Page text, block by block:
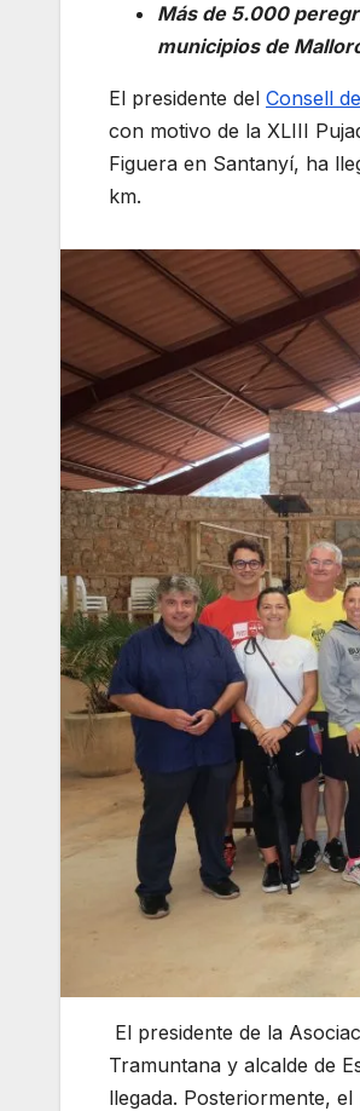
Más de 5.000
municipios de
El presidente del Consell
con motivo de la XLIII
Figuera en Santanyí, ha
km.
El presidente de la
Tramuntana y alcalde de
llegada. Posteriormente,